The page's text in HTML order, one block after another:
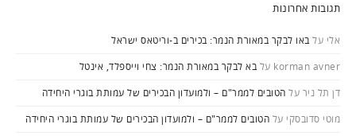
תגובות אחרונות
אלי עלבאו לבקר במאורת הנמר: בכירים ב-וריטאס ישראל
korman avner עלבא לבקר במאורת הנמר: צחי וייספלד, אינטל
דן תל ניר על הטובים לממר"ם – ולמועדון הבכירים של עמותת בוגרי היחידה
מוטי סדובסקי על הטובים לממר"ם – ולמועדון הבכירים של עמותת בוגרי היחידה